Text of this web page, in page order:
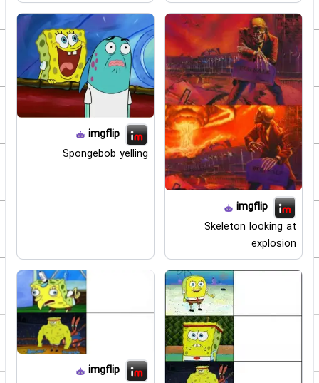
imgflip
Skeleton looking at
explosion
imgflip
Spongebob yelling
imgflip